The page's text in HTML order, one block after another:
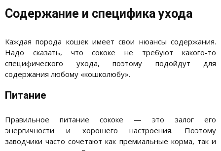
Содержание и специфика ухода
Каждая порода кошек имеет свои нюансы содержания.
Надо сказать, что сококе не требуют какого-то
специфического ухода, поэтому подойдут для
содержания любому «кошколюбу».
Питание
Правильное питание сококе — это залог его
энергичности и хорошего настроения. Поэтому
заводчики часто сочетают как премиальные корма, так и